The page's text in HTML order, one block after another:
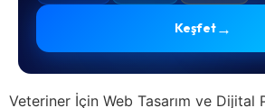
Keşfet→
Veteriner İçin Web Tasarım ve Dijital